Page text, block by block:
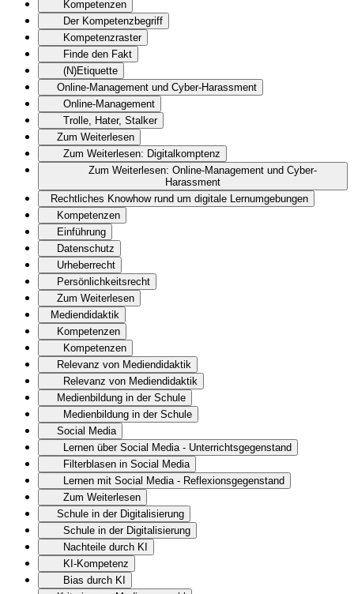
Kompetenzen
Der Kompetenzbegriff
Kompetenzraster
Finde den Fakt
(N)Etiquette
Online-Management und Cyber-Harassment
Online-Management
Trolle, Hater, Stalker
Zum Weiterlesen
Zum Weiterlesen: Digitalkomptenz
Zum Weiterlesen: Online-Management und Cyber-
Harassment
Rechtliches Knowhow rund um digitale Lernumgebungen
Kompetenzen
Einführung
Datenschutz
Urheberrecht
Persönlichkeitsrecht
Zum Weiterlesen
Mediendidaktik
Kompetenzen
Kompetenzen
Relevanz von Mediendidaktik
Relevanz von Mediendidaktik
Medienbildung in der Schule
Medienbildung in der Schule
Social Media
Lernen über Social Media - Unterrichtsgegenstand
Filterblasen in Social Media
Lernen mit Social Media - Reflexionsgegenstand
Zum Weiterlesen
Schule in der Digitalisierung
Schule in der Digitalisierung
Nachteile durch KI
KI-Kompetenz
Bias durch KI